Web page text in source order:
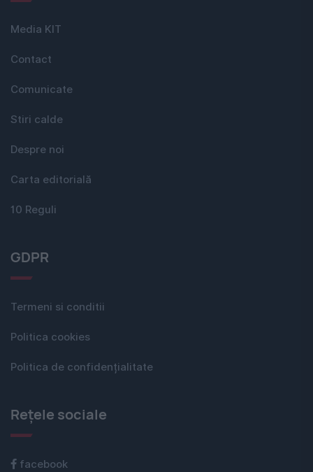
Media KIT
Contact
Comunicate
Stiri calde
Despre noi
Carta editorială
10 Reguli
GDPR
Termeni si conditii
Politica cookies
Politica de confidențialitate
Rețele sociale
facebook